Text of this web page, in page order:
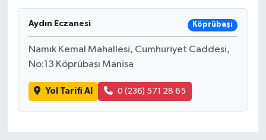
Aydın Eczanesi Köprübaşı
Namık Kemal Mahallesi, Cumhuriyet Caddesi,
No:13 Köprübaşı Manisa
Yol Tarifi Al 0 (236) 571 28 65
Ülke
Etiketler
Dünya
Yaşam
Kadın